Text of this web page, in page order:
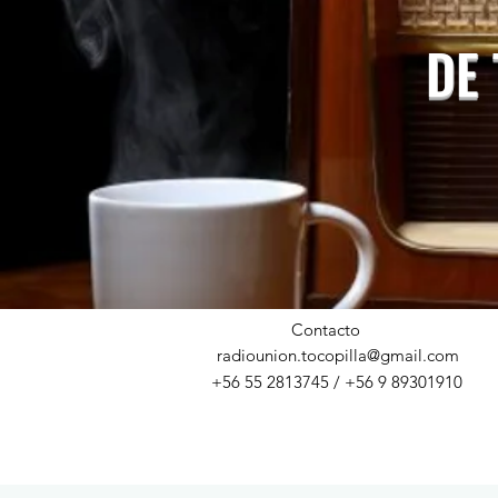
DE
Contacto
radiounion.tocopilla@gmail.com
+56 55 2813745 / +56 9 89301910